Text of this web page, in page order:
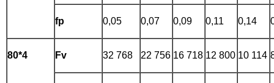
fp 0,05 0,07 0,09 0,11 0,14
80*4 Fv 32 768 22 756 16 718 12 800 10 114